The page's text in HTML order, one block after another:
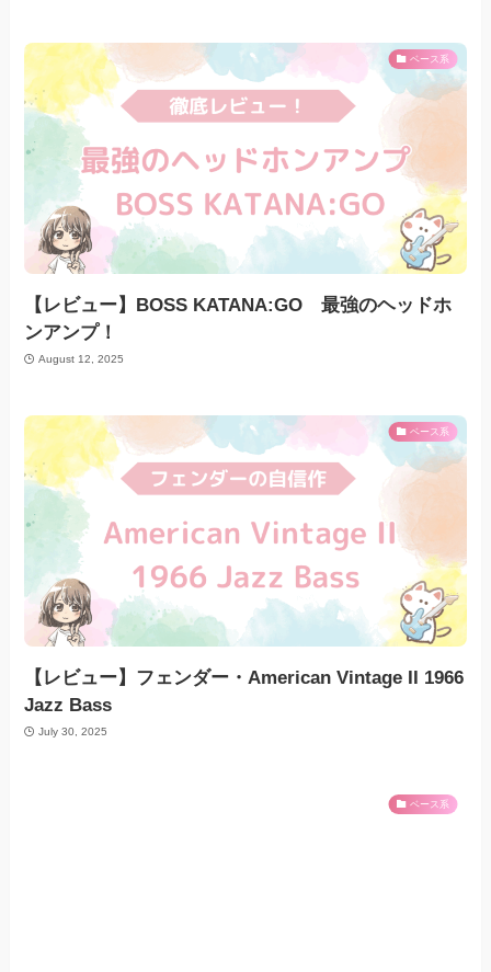
ベース系
【レビュー】BOSS KATANA:GO 最強のヘッドホ
ンアンプ！
August 12, 2025
ベース系
【レビュー】フェンダー・American Vintage II 1966
Jazz Bass
July 30, 2025
ベース系